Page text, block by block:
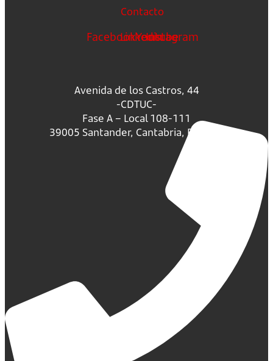
Contacto
FacebookLinkedin
Youtube
Instagram
Avenida de los Castros, 44
-CDTUC-
Fase A – Local 108-111
39005 Santander, Cantabria, España.